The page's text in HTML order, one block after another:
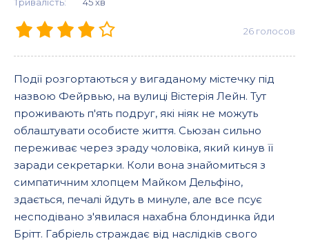
26 голосов
Події розгортаються у вигаданому містечку під
назвою Фейрвью, на вулиці Вістерія Лейн. Тут
проживають п'ять подруг, які ніяк не можуть
облаштувати особисте життя. Сьюзан сильно
переживає через зраду чоловіка, який кинув її
заради секретарки. Коли вона знайомиться з
симпатичним хлопцем Майком Дельфіно,
здається, печалі йдуть в минуле, але все псує
несподівано з'явилася нахабна блондинка йди
Брітт. Габріель страждає від наслідків свого